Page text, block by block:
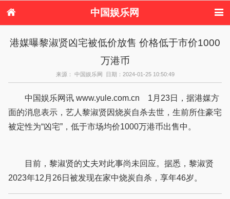
中国娱乐网
港台娱乐
日本娱乐 韩国娱乐
欧美娱乐
音乐新闻 影视新闻
港台明星八卦
日本韩国明星
欧美明星八卦
港媒曝黎淑贤凶宅被低价放售 价格低于市价1000
万港币
来源： 中国娱乐网 日期：2024-01-25 10:50:49
中国娱乐网讯 www.yule.com.cn 1月23日，据港媒方
面的消息表示，艺人黎淑贤因烧炭自杀去世，生前所住豪宅
被定性为“凶宅”，低于市场均价1000万港币出售中。
目前，黎淑贤的丈夫对此事尚未回应。据悉，黎淑贤
2023年12月26日被发现在家中烧炭自杀，享年46岁。